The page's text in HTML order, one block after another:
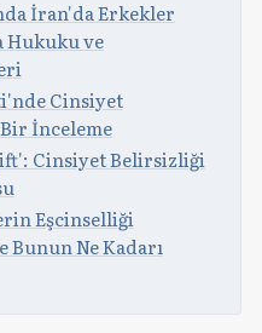
İran'da Erkekler
Hukuku ve
Cinsiyet
İnceleme
Cinsiyet Belirsizliği
Eşcinselliği
Bunun Ne Kadarı